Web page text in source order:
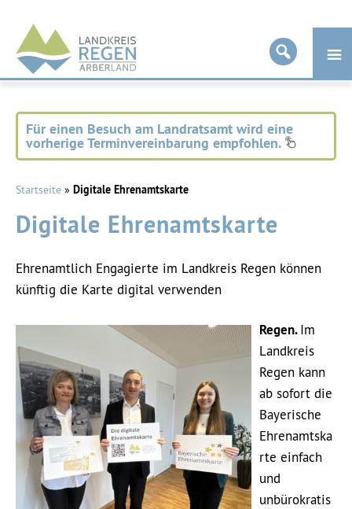
Landkreis
Regen
Für einen Besuch am Landratsamt wird eine
vorherige Terminvereinbarung empfohlen.
Startseite » Digitale Ehrenamtskarte
Digitale Ehrenamtskarte
Ehrenamtlich Engagierte im Landkreis Regen können
künftig die Karte digital verwenden
Regen.Im
Landkreis
Regen kann
ab sofort die
Bayerische
Ehrenamtska
rte einfach
und
unbürokratis